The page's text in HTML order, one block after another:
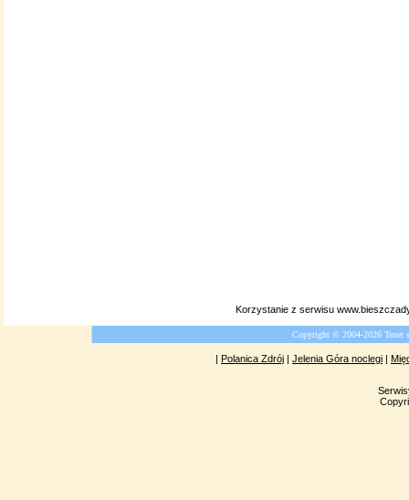
Korzystanie z serwisu
Copyright © 2004-2026
| Polanica Zdrój | Jelenia Góra noclegi |